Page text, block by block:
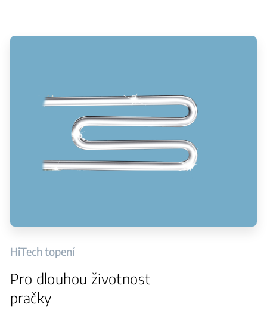
HiTech topení
Pro dlouhou životnost
pračky